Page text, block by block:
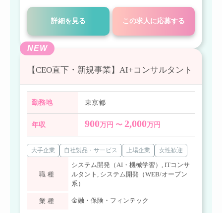
詳細を見る この求人に応募する
NEW
【CEO直下・新規事業】AI+コンサルタント
勤務地 東京都
年収 900万円 〜 2,000万円
大手企業 自社製品・サービス 上場企業 女性歓迎
職種
システム開発（AI・機械学習） , ITコンサ
ルタント , システム開発（WEB/オープン
系）
業種 金融・保険・フィンテック